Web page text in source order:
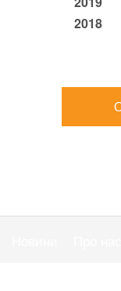
2018